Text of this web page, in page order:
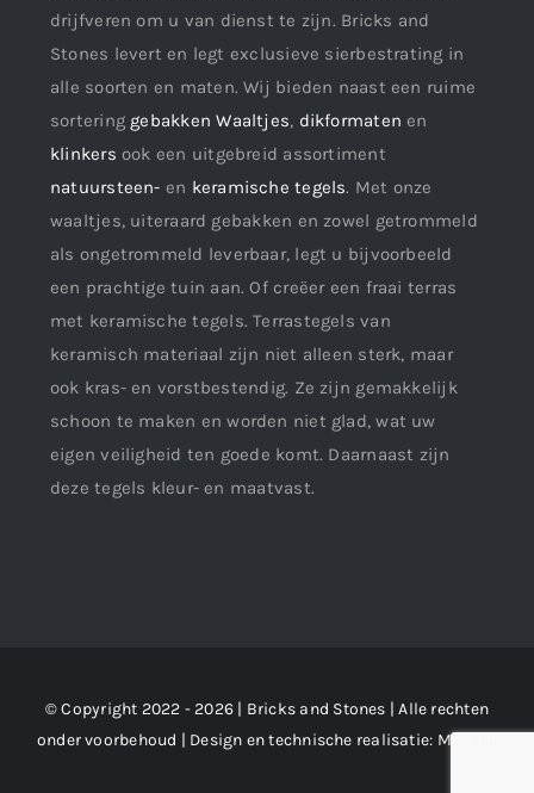
drijfveren om u van dienst te zijn. Bricks and
Stones levert en legt exclusieve sierbestrating in
alle soorten en maten. Wij bieden naast een ruime
sortering gebakken Waaltjes, dikformaten en
klinkers ook een uitgebreid assortiment
natuursteen- en keramische tegels. Met onze
waaltjes, uiteraard gebakken en zowel getrommeld
als ongetrommeld leverbaar, legt u bijvoorbeeld
een prachtige tuin aan. Of creëer een fraai terras
met keramische tegels. Terrastegels van
keramisch materiaal zijn niet alleen sterk, maar
ook kras- en vorstbestendig. Ze zijn gemakkelijk
schoon te maken en worden niet glad, wat uw
eigen veiligheid ten goede komt. Daarnaast zijn
deze tegels kleur- en maatvast.
© Copyright 2022 - 2026 | Bricks and Stones | Alle rechten
onder voorbehoud | Design en technische realisatie: M2 !dee